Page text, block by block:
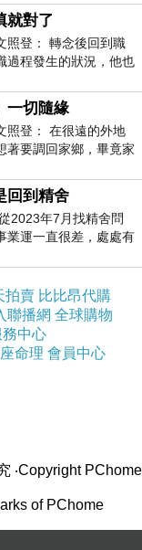
就對了
照登： 轉念後回到職
過程發生的狀況，他也
一切隨緣
照登： 在很遠的外地
著要調回家鄉，畢竟家
回到精舍
2023年7月找精舍問
業運一直很差，處處有
拍賣 比比昂代購
聯播網 全球購物
務中心
命理 會員中心
‧Copyright PChome
of PChome